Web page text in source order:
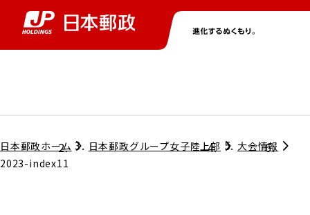
グループ情報トップ
株主・投資家情報トップ
ニューストップ
サステナビリティトップ
採用情報トップ
日本郵政ホーム 日本郵政グループ女子陸上部
大会情報
2023-index11